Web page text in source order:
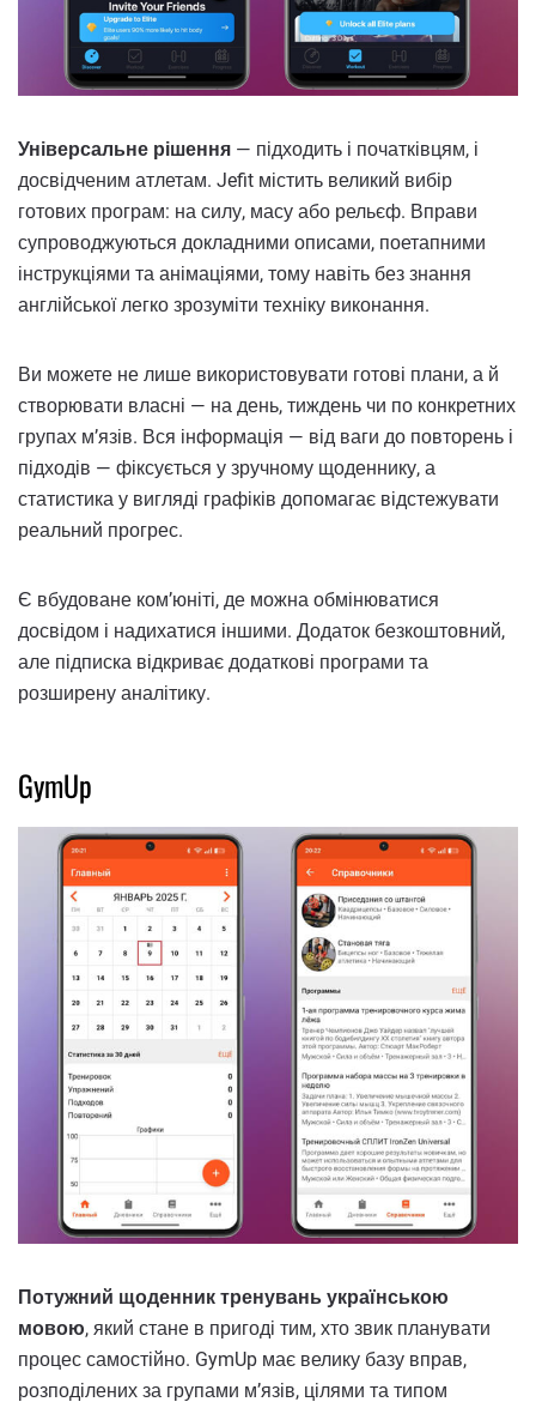
Універсальне рішення — підходить і початківцям, і
досвідченим атлетам. Jefit містить великий вибір
готових програм: на силу, масу або рельєф. Вправи
супроводжуються докладними описами, поетапними
інструкціями та анімаціями, тому навіть без знання
англійської легко зрозуміти техніку виконання.
Ви можете не лише використовувати готові плани, а й
створювати власні — на день, тиждень чи по конкретних
групах м’язів. Вся інформація — від ваги до повторень і
підходів — фіксується у зручному щоденнику, а
статистика у вигляді графіків допомагає відстежувати
реальний прогрес.
Є вбудоване ком’юніті, де можна обмінюватися
досвідом і надихатися іншими. Додаток безкоштовний,
але підписка відкриває додаткові програми та
розширену аналітику.
GymUp
Потужний щоденник тренувань українською
мовою, який стане в пригоді тим, хто звик планувати
процес самостійно. GymUp має велику базу вправ,
розподілених за групами м’язів, цілями та типом